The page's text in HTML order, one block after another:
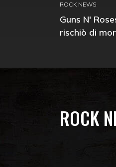
ROCK NEWS
Guns N'
rischiò di
ROCK